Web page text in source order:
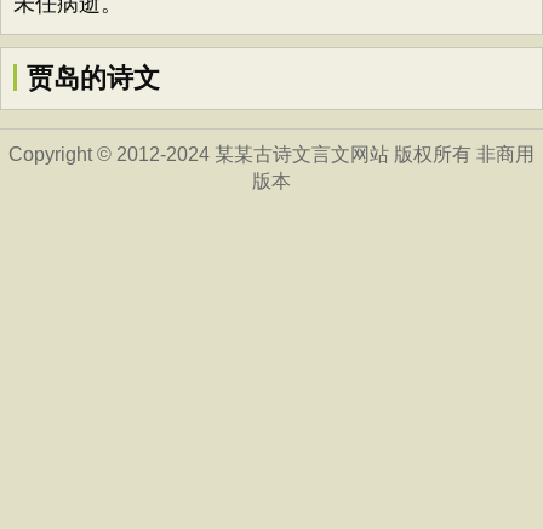
贾岛的诗文
Copyright © 2012-2024 某某古诗文言文网站 版权所有 非商用
版本